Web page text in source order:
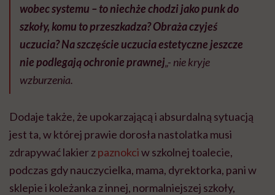
wobec systemu – to niechże chodzi jako punk do
szkoły, komu to przeszkadza? Obraża czyjeś
uczucia? Na szczęście uczucia estetyczne jeszcze
nie podlegają ochronie prawnej„- nie kryje
wzburzenia.
Dodaje także, że upokarzającą i absurdalną sytuacją
jest ta, w której prawie dorosła nastolatka musi
zdrapywać lakier zpaznokciw szkolnej toalecie,
podczas gdy nauczycielka, mama, dyrektorka, pani w
sklepie i koleżanka z innej, normalniejszej szkoły,